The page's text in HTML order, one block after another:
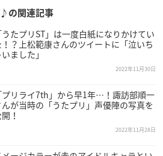
す
の関連記事
うたプリST」は一度白紙になりかけてい
！？上松範康さんのツイートに「泣いち
ました」
2022年11月30日
プリライ7th」から早1年…！諏訪部順一
んが当時の「うたプリ」声優陣の写真を
！
2022年11月28日